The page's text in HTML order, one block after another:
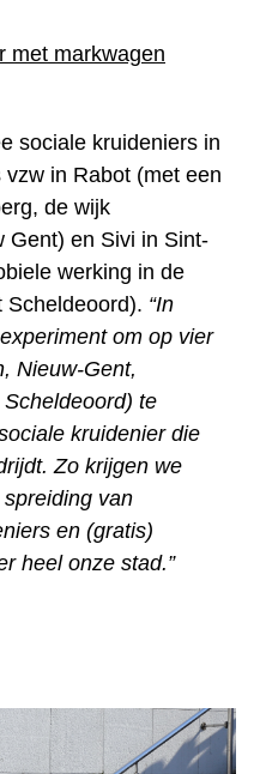
met markwagen
sociale kruideniers in
in Rabot (met een
de wijk
Gent) en Sivi in Sint-
werking in de
Scheldeoord). “In
om op vier
Nieuw-Gent,
te
kruidenier die
Zo krijgen we
van
en (gratis)
heel onze stad.”